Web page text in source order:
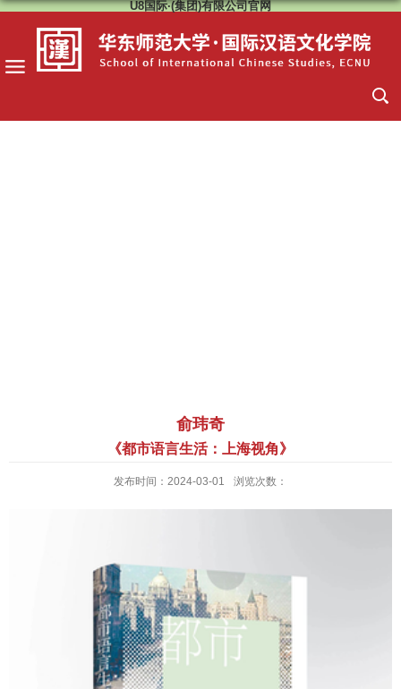
U8国际·(集团)有限公司官网
俞玮奇
《都市语言生活：上海视角》
发布时间：2024-03-01 浏览次数：